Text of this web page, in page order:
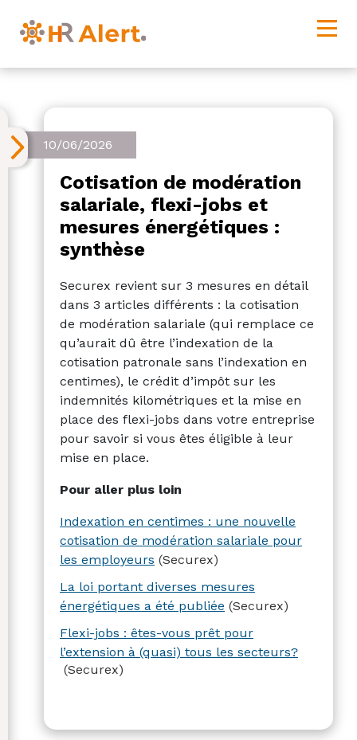
10/06/2026
Cotisation de modération
salariale, flexi-jobs et
mesures énergétiques :
synthèse
Securex revient sur 3 mesures en détail
dans 3 articles différents : la cotisation
de modération salariale (qui remplace ce
qu’aurait dû être l’indexation de la
cotisation patronale sans l’indexation en
centimes), le crédit d’impôt sur les
indemnités kilométriques et la mise en
place des flexi-jobs dans votre entreprise
pour savoir si vous êtes éligible à leur
mise en place.
Pour aller plus loin
Indexation en centimes : une nouvelle
cotisation de modération salariale pour
les employeurs (Securex)
La loi portant diverses mesures
énergétiques a été publiée (Securex)
Flexi-jobs : êtes-vous prêt pour
l’extension à (quasi) tous les secteurs?
(Securex)